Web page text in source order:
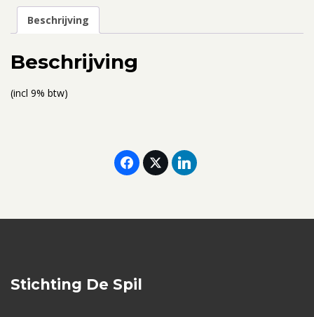
binnen:
8
10
(eenpersoonskamer)
Beschrijving
Beschrijving
(incl 9% btw)
Stichting De Spil